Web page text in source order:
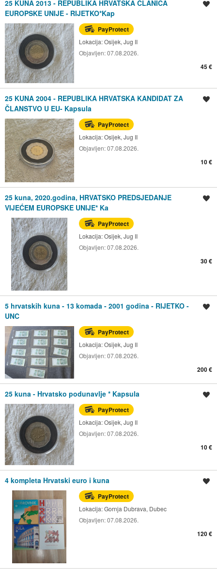
25 KUNA 2013 - REPUBLIKA HRVATSKA ČLANICA
EUROPSKE UNIJE - RIJETKO*Kap
PayProtect
Lokacija:Osijek, Jug II
Objavljen:07.08.2026.
45 €
25 KUNA 2004 - REPUBLIKA HRVATSKA KANDIDAT ZA
ČLANSTVO U EU- Kapsula
PayProtect
Lokacija:Osijek, Jug II
Objavljen:07.08.2026.
10 €
25 kuna, 2020.godina, HRVATSKO PREDSJEDANJE
VIJEĆEM EUROPSKE UNIJE* Ka
PayProtect
Lokacija:Osijek, Jug II
Objavljen:07.08.2026.
30 €
5 hrvatskih kuna - 13 komada - 2001 godina - RIJETKO -
UNC
PayProtect
Lokacija:Osijek, Jug II
Objavljen:07.08.2026.
200 €
25 kuna - Hrvatsko podunavlje * Kapsula
PayProtect
Lokacija:Osijek, Jug II
Objavljen:07.08.2026.
10 €
4 kompleta Hrvatski euro i kuna
PayProtect
Lokacija:Gornja Dubrava, Dubec
Objavljen:07.08.2026.
120 €